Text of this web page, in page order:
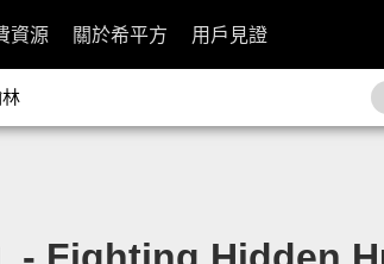
資源 關於希平方 用戶見證